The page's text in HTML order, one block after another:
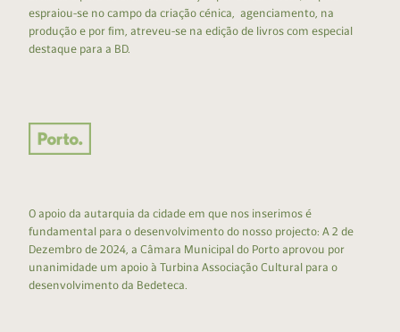
espraiou-se no campo da criação cénica, agenciamento, na
produção e por fim, atreveu-se na edição de livros com especial
destaque para a BD.
O apoio da autarquia da cidade em que nos inserimos é
fundamental para o desenvolvimento do nosso projecto: A 2 de
Dezembro de 2024, a Câmara Municipal do Porto aprovou por
unanimidade um apoio à Turbina Associação Cultural para o
desenvolvimento da Bedeteca.